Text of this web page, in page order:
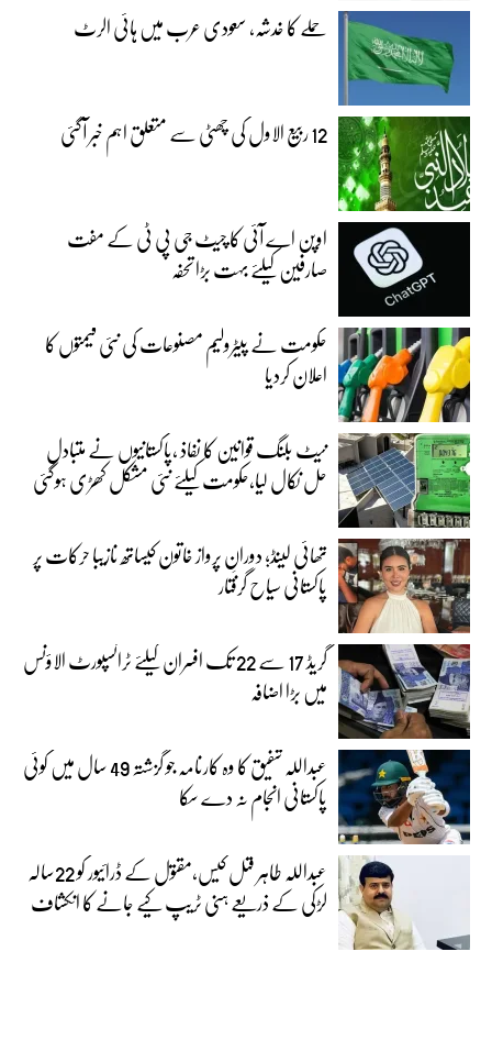
حملے کا خدشہ، سعودی عرب میں ہائی الرٹ
12 ربیع الاول کی چھٹی سے متعلق اہم خبر آگئی
اوپن اے آئی کا چیٹ جی پی ٹی کے مفت
صارفین کیلئے بہت بڑا تحفہ
حکومت نے پیٹرولیم مصنوعات کی نئی قیمتوں کا
اعلان کردیا
نیٹ بلنگ قوانین کا نفاذ ،پاکستانیوں نے متبادل
حل نکال لیا،حکومت کیلئے نئی مشکل کھڑی ہوگئی
تھائی لینڈ؛ دورانِ پرواز خاتون کیساتھ نازیبا حرکات پر
پاکستانی سیاح گرفتار
گریڈ 17 سے 22 تک افسران کیلئے ٹرانسپورٹ الاؤنس
میں بڑا اضافہ
عبداللہ شفیق کا وہ کارنامہ جو گزشتہ 49 سال میں کوئی
پاکستانی انجام نہ دے سکا
عبداللہ طاہر قتل کیس،مقتول کے ڈرائیور کو 22سالہ
لڑکی کے ذریعے ہنی ٹریپ کیے جانے کا انکشاف